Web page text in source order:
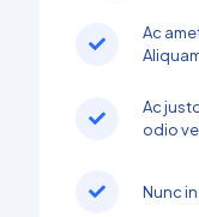
Ac
Ac
odio
Nunc